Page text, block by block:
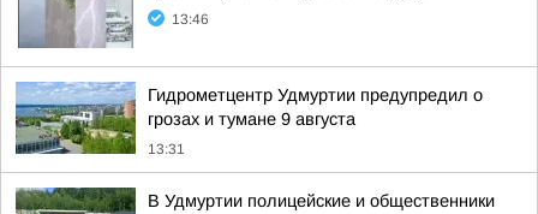
13:46
Гидрометцентр Удмуртии предупредил о
грозах и тумане 9 августа
13:31
В Удмуртии полицейские и общественники